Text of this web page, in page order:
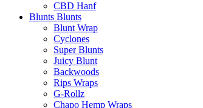
CBD Hanf
Blunts Blunts
Blunt Wrap
Cyclones
Super Blunts
Juicy Blunt
Backwoods
Rips Wraps
G-Rollz
Chapo Hemp Wraps